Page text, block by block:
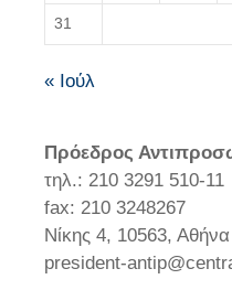
31
« Ιούλ
Πρόεδρος
τηλ.: 210 3291 510-11
fax: 210 3248267
Νίκης 4, 10563,
president-